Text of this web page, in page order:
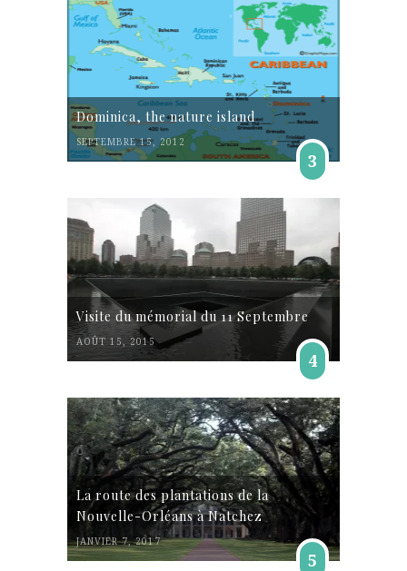
Dominica, the nature island
SEPTEMBRE 15, 2012
3
Visite du mémorial du 11 Septembre
AOÛT 15, 2015
4
La route des plantations de la
Nouvelle-Orléans à Natchez
JANVIER 7, 2017
5